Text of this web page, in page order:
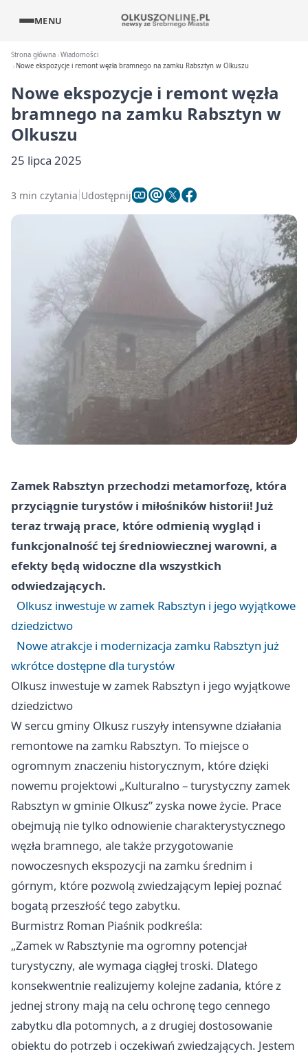
MENU
Strona główna Wiadomości
Nowe ekspozycje i remont węzła bramnego na zamku Rabsztyn w Olkuszu
Nowe ekspozycje i remont węzła
bramnego na zamku Rabsztyn w
Olkuszu
25 lipca 2025
3 min czytania Udostępnij
Zamek Rabsztyn przechodzi metamorfozę, która
przyciągnie turystów i miłośników historii! Już
teraz trwają prace, które odmienią wygląd i
funkcjonalność tej średniowiecznej warowni, a
efekty będą widoczne dla wszystkich
odwiedzających.
Olkusz inwestuje w zamek Rabsztyn i jego wyjątkowe
dziedzictwo
Nowe atrakcje i modernizacja zamku Rabsztyn już
wkrótce dostępne dla turystów
Olkusz inwestuje w zamek Rabsztyn i jego wyjątkowe
dziedzictwo
W sercu gminy Olkusz ruszyły intensywne działania
remontowe na zamku Rabsztyn. To miejsce o
ogromnym znaczeniu historycznym, które dzięki
nowemu projektowi „Kulturalno – turystyczny zamek
Rabsztyn w gminie Olkusz” zyska nowe życie. Prace
obejmują nie tylko odnowienie charakterystycznego
węzła bramnego, ale także przygotowanie
nowoczesnych ekspozycji na zamku średnim i
górnym, które pozwolą zwiedzającym lepiej poznać
bogatą przeszłość tego zabytku.
Burmistrz Roman Piaśnik podkreśla:
„Zamek w Rabsztynie ma ogromny potencjał
turystyczny, ale wymaga ciągłej troski. Dlatego
konsekwentnie realizujemy kolejne zadania, które z
jednej strony mają na celu ochronę tego cennego
zabytku dla potomnych, a z drugiej dostosowanie
obiektu do potrzeb i oczekiwań zwiedzających. Jestem